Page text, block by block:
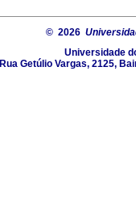
© 2026
Universidade
Rua Getúlio Vargas, 2125,